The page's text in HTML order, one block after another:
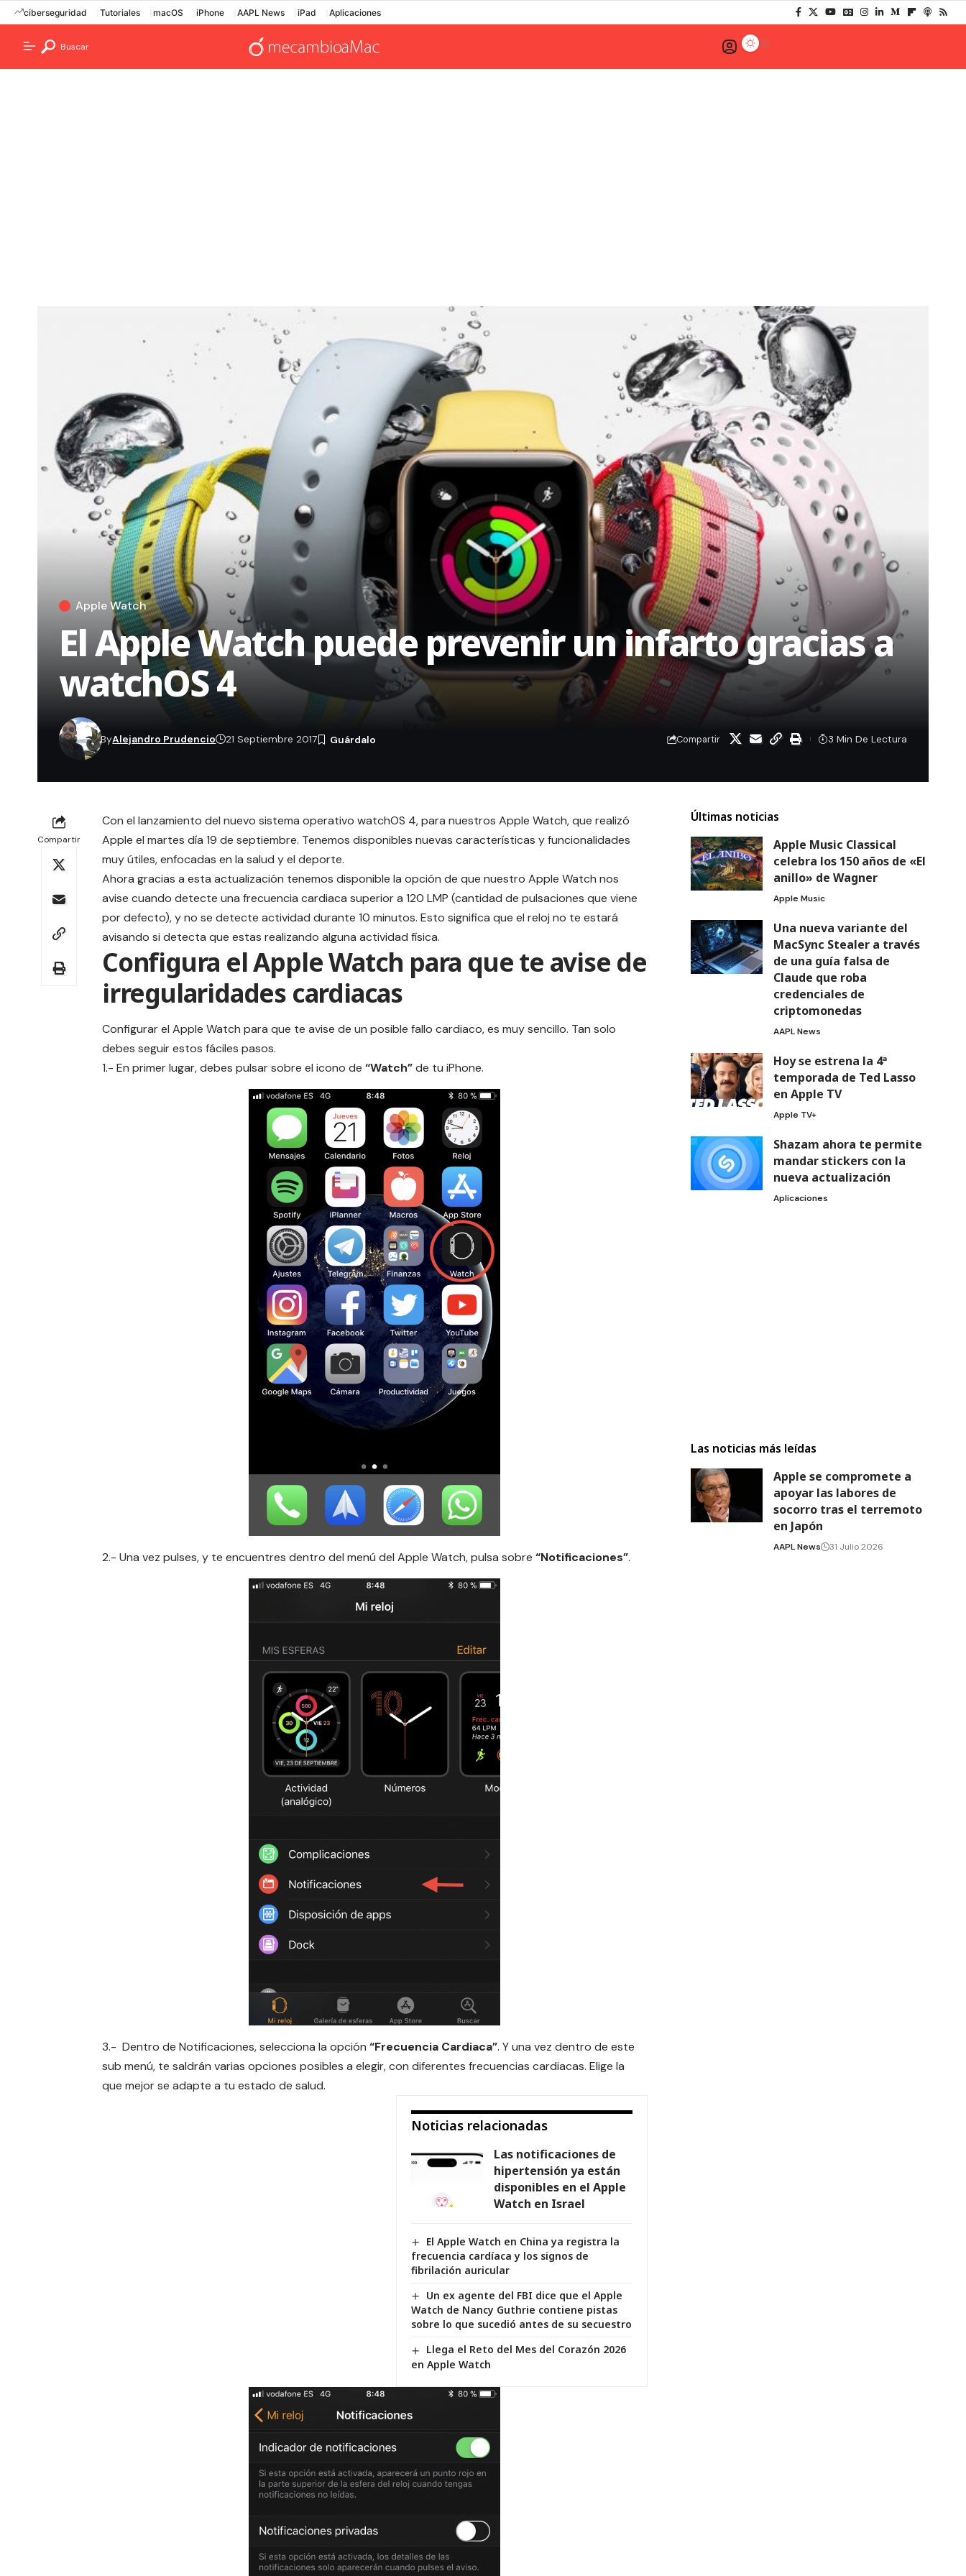
ciberseguridad Tutoriales macOS iPhone AAPL News iPad Aplicaciones
Buscar
Apple Watch
El Apple Watch puede prevenir un infarto gracias a
watchOS 4
ByAlejandro Prudencio 21 Septiembre 2017 Compartir 3 Min De Lectura
Compartir
Con el lanzamiento del nuevo sistema operativo watchOS 4, para nuestros Apple Watch, que realizó
Apple el martes día 19 de septiembre. Tenemos disponibles nuevas características y funcionalidades
muy útiles, enfocadas en la salud y el deporte.
Ahora gracias a esta actualización tenemos disponible la opción de que nuestro Apple Watch nos
avise cuando detecte una frecuencia cardiaca superior a 120 LMP (cantidad de pulsaciones que viene
por defecto), y no se detecte actividad durante 10 minutos. Esto significa que el reloj no te estará
avisando si detecta que estas realizando alguna actividad física.
Configura el Apple Watch para que te avise de
irregularidades cardiacas
Configurar el Apple Watch para que te avise de un posible fallo cardiaco, es muy sencillo. Tan solo
debes seguir estos fáciles pasos.
1.- En primer lugar, debes pulsar sobre el icono de “Watch”de tu iPhone.
2.- Una vez pulses, y te encuentres dentro del menú del Apple Watch, pulsa sobre “Notificaciones”.
3.- Dentro de Notificaciones, selecciona la opción “Frecuencia Cardiaca”. Y una vez dentro de este
sub menú, te saldrán varias opciones posibles a elegir, con diferentes frecuencias cardiacas. Elige la
que mejor se adapte a tu estado de salud.
Noticias relacionadas
Las notificaciones de
hipertensión ya están
disponibles en el Apple
Watch en Israel
El Apple Watch en China ya registra la
frecuencia cardíaca y los signos de
fibrilación auricular
Un ex agente del FBI dice que el Apple
Watch de Nancy Guthrie contiene pistas
sobre lo que sucedió antes de su secuestro
Llega el Reto del Mes del Corazón 2026
en Apple Watch
Últimas noticias
Apple Music Classical
celebra los 150 años de «El
anillo» de Wagner
Apple Music
Una nueva variante del
MacSync Stealer a través
de una guía falsa de
Claude que roba
credenciales de
criptomonedas
AAPL News
Hoy se estrena la 4ª
temporada de Ted Lasso
en Apple TV
Apple TV+
Shazam ahora te permite
mandar stickers con la
nueva actualización
Aplicaciones
Las noticias más leídas
Apple se compromete a
apoyar las labores de
socorro tras el terremoto
en Japón
AAPL News 31 Julio 2026